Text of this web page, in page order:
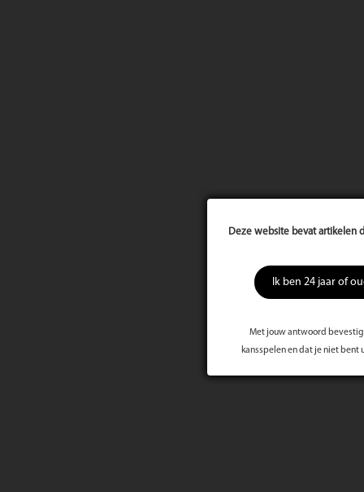
Deze website bevat artikelen
Ik ben 24 jaar of
Met jouw antwoord bevestig
kansspelen en dat je niet bent